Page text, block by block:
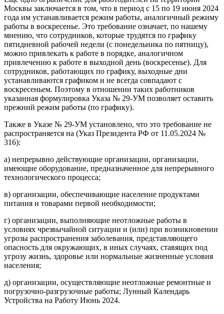
Москвы заключается в том, что в период с 15 по 19 июня 2024
года им устанавливается режим работы, аналогичный режиму
работы в воскресенье. Это требование означает, по нашему
мнению, что сотрудников, которые трудятся по графику
пятидневной рабочей недели (с понедельника по пятницу),
можно привлекать к работе в порядке, аналогичном
привлечению к работе в выходной день (воскресенье). Для
сотрудников, работающих по графику, выходные дни
устанавливаются графиком и не всегда совпадают с
воскресеньем. Поэтому в отношении таких работников
указанная формулировка Указа № 29-УМ позволяет оставить
прежний режим работы (по графику).
Также в Указе № 29-УМ установлено, что это требование не
распространяется на (Указ Президента РФ от 11.05.2024 №
316):
а) непрерывно действующие организации, организации,
имеющие оборудование, предназначенное для непрерывного
технологического процесса;
в) организации, обеспечивающие население продуктами
питания и товарами первой необходимости;
г) организации, выполняющие неотложные работы в
условиях чрезвычайной ситуации и (или) при возникновении
угрозы распространения заболевания, представляющего
опасность для окружающих, в иных случаях, ставящих под
угрозу жизнь, здоровье или нормальные жизненные условия
населения;
д) организации, осуществляющие неотложные ремонтные и
погрузочно-разгрузочные работы; Лунный Календарь
Устройства на Работу Июнь 2024.